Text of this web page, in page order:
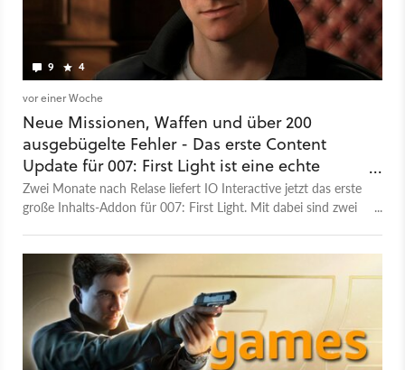
9 4
vor einer Woche
Neue Missionen, Waffen und über 200
ausgebügelte Fehler - Das erste Content
Update für 007: First Light ist eine echte
Wucht
Zwei Monate nach Relase liefert IO Interactive jetzt das erste
große Inhalts-Addon für 007: First Light. Mit dabei sind zwei